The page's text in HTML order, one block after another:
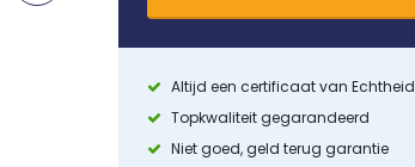
Altijd een certificaat van Echtheid
Topkwaliteit gegarandeerd
Niet goed, geld terug garantie